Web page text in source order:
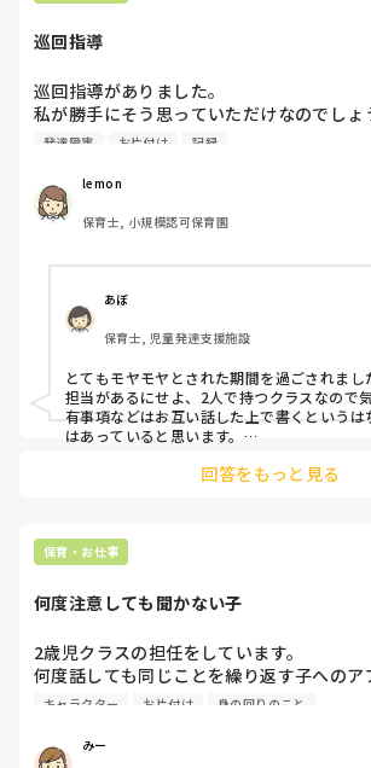
巡回指導
巡回指導がありました。
私が勝手にそう思っていただけなのでしょ
1歳児クラスの中に恐らく発達障がいがあ
今回進めてきました。担任は私と主任です。
指導員に提出する書類について、その子
しいか、今までの様子、指導員に伝えたい
任で話し合って書くべきものだと思ってい
その子の担当は主任がしていますが、2人
で。
たら「そうだね」と言いつつもその時間を
したんですか？と聞けばもうしたと。私は
いない。活動の内容もどうするか話さない
の方へ来て話し出すし、さぁ活動を始める
本来なら勤務である主任が進めなければい
たが、なかなか進まず子どもたちも落ち着
めました。一つの活動が、終わると片付け
一緒になって語っせるため、先生はまとめ
失礼だけどイラついて言いました。普段か
うとするので、それではダメなんですよと
りダメでした。
話し合いもなされず、指導当日を迎えるこ
発達障害 お片付け 記録
lemon
保育士, 小規模認可保育園
あぼ
保育士, 児童発達支援施設
とてもモヤモヤとされた期間を過ごされまし
担当があるにせよ、2人で持つクラスなので
有事項などはお互い話した上で書くというは
はあっていると思います。
主任という立場ですが、子供への促し方や担
巡回指導なので、ここで見てもらうぞ！とい
思いますが、定期的にあることも多いので実
回答をもっと見る
保育・お仕事
何度注意しても聞かない子
2歳児クラスの担任をしています。
何度話しても同じことを繰り返す子へのア
います。
・パズル、製作、紐通しなど手先を使った
キャラクター お片付け 身の回りのこと
みー